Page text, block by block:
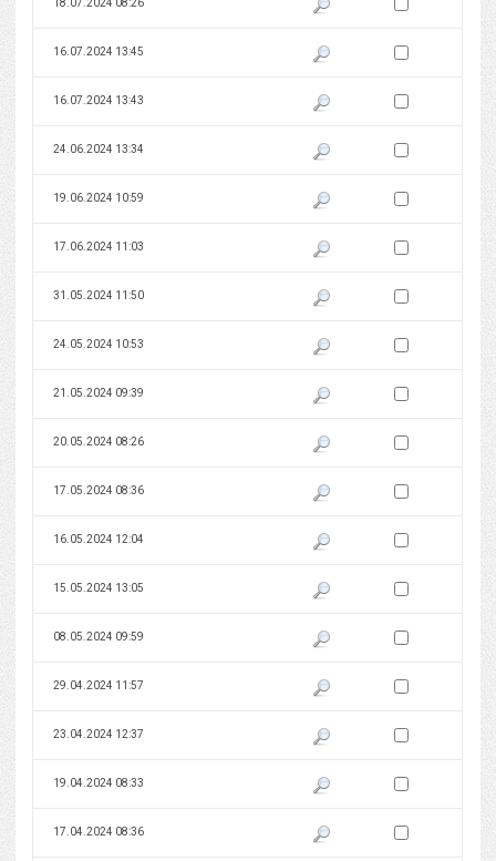
18.07.2024 08:26
16.07.2024 13:45 Pokaż podgląd wersji z dnia
Zaznacz wersję do
16.07.2024 13:43 Pokaż podgląd wersji z dnia
Zaznacz wersję do
24.06.2024 13:34 Pokaż podgląd wersji z dnia
Zaznacz wersję do
19.06.2024 10:59 Pokaż podgląd wersji z dnia
Zaznacz wersję do
17.06.2024 11:03 Pokaż podgląd wersji z dnia
Zaznacz wersję do
31.05.2024 11:50 Pokaż podgląd wersji z dnia
Zaznacz wersję do
24.05.2024 10:53 Pokaż podgląd wersji z dnia
Zaznacz wersję do
21.05.2024 09:39 Pokaż podgląd wersji z dnia
Zaznacz wersję do
20.05.2024 08:26 Pokaż podgląd wersji z dnia
Zaznacz wersję do
17.05.2024 08:36 Pokaż podgląd wersji z dnia
Zaznacz wersję do
16.05.2024 12:04 Pokaż podgląd wersji z dnia
Zaznacz wersję do
15.05.2024 13:05 Pokaż podgląd wersji z dnia
Zaznacz wersję do
08.05.2024 09:59 Pokaż podgląd wersji z dnia
Zaznacz wersję do
29.04.2024 11:57 Pokaż podgląd wersji z dnia
Zaznacz wersję do
23.04.2024 12:37 Pokaż podgląd wersji z dnia
Zaznacz wersję do
19.04.2024 08:33 Pokaż podgląd wersji z dnia
Zaznacz wersję do
17.04.2024 08:36 Pokaż podgląd wersji z dnia
Zaznacz wersję do